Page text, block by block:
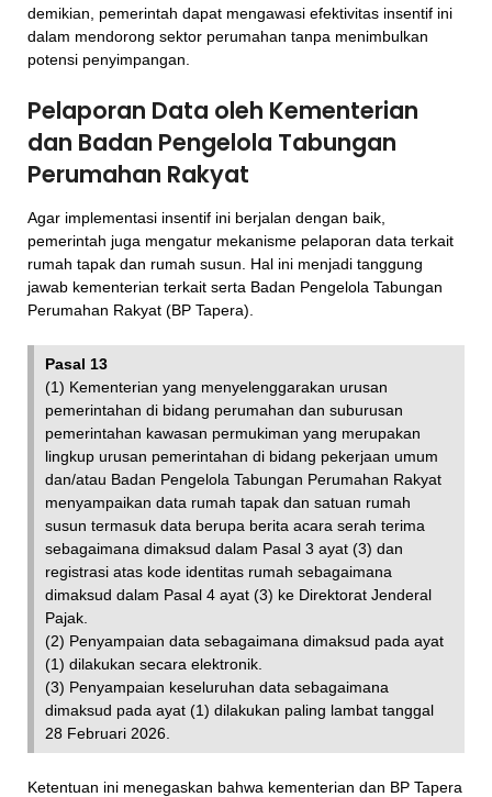
demikian, pemerintah dapat mengawasi efektivitas insentif ini
dalam mendorong sektor perumahan tanpa menimbulkan
potensi penyimpangan.
Pelaporan Data oleh Kementerian
dan Badan Pengelola Tabungan
Perumahan Rakyat
Agar implementasi insentif ini berjalan dengan baik,
pemerintah juga mengatur mekanisme pelaporan data terkait
rumah tapak dan rumah susun. Hal ini menjadi tanggung
jawab kementerian terkait serta Badan Pengelola Tabungan
Perumahan Rakyat (BP Tapera).
Pasal 13
(1) Kementerian yang menyelenggarakan urusan
pemerintahan di bidang perumahan dan suburusan
pemerintahan kawasan permukiman yang merupakan
lingkup urusan pemerintahan di bidang pekerjaan umum
dan/atau Badan Pengelola Tabungan Perumahan Rakyat
menyampaikan data rumah tapak dan satuan rumah
susun termasuk data berupa berita acara serah terima
sebagaimana dimaksud dalam Pasal 3 ayat (3) dan
registrasi atas kode identitas rumah sebagaimana
dimaksud dalam Pasal 4 ayat (3) ke Direktorat Jenderal
Pajak.
(2) Penyampaian data sebagaimana dimaksud pada ayat
(1) dilakukan secara elektronik.
(3) Penyampaian keseluruhan data sebagaimana
dimaksud pada ayat (1) dilakukan paling lambat tanggal
28 Februari 2026.
Ketentuan ini menegaskan bahwa kementerian dan BP Tapera